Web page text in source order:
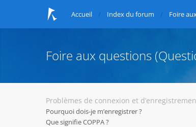
Accueil Index du forum Foire
Foire aux questions
Problèmes de connexion et
Pourquoi dois-je m’enregistrer ?
Que signifie COPPA ?